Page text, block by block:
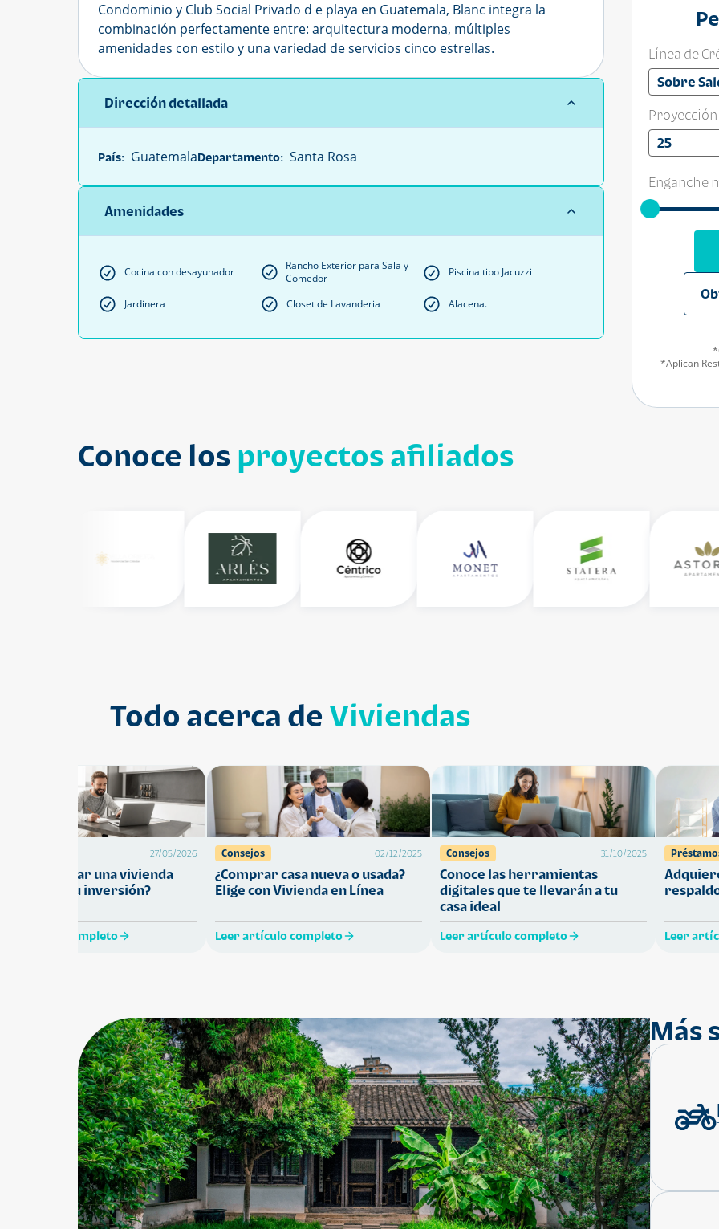
Condominio y Club Social Privado d e playa en Guatemala, Blanc integra la
combinación perfectamente entre: arquitectura moderna, múltiples
amenidades con estilo y una variedad de servicios cinco estrellas.
Dirección detallada
País: GuatemalaDepartamento: Santa Rosa
Amenidades
Cocina con desayunador
Rancho Exterior para Sala y
Comedor
Piscina tipo Jacuzzi
Jardinera Closet de Lavanderia Alacena.
Línea de
Sobre
25
Enganche
*Aplican
Conoce los proyectos afiliados
Todo acerca de Viviendas
27/05/2026
comprar una vivienda
proteja tu inversión?
artículo completo
Consejos 02/12/2025
¿Comprar casa nueva o usada?
Elige con Vivienda en Línea
Leer artículo completo
Consejos 31/10/2025
Conoce las herramientas
digitales que te llevarán a tu
casa ideal
Leer artículo completo Leer
Más